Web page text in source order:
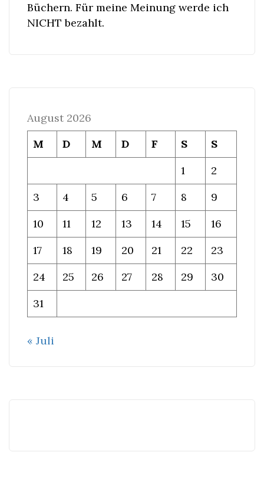
Büchern. Für meine Meinung werde ich
NICHT bezahlt.
August 2026
M
D M D F S
S
1
2
3
4 5 6 7 8
9
10
11 12 13 14 15
16
17
18 19 20 21 22
23
24
25 26 27 28 29
30
31
« Juli